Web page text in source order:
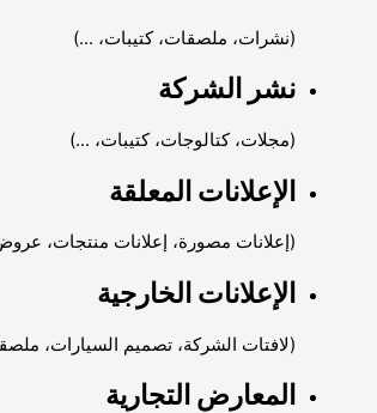
(نشرات، ملصقات، كتيبات، ...)
نشر الشركة
(مجلات، كتالوجات، كتيبات، ...)
الإعلانات المعلقة
(إعلانات مصورة، إعلانات منتجات،
الإعلانات الخارجية
(لافتات الشركة، تصميم السيارات،
المعارض التجارية